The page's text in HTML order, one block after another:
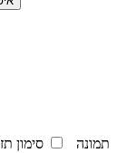
תמונה סימון